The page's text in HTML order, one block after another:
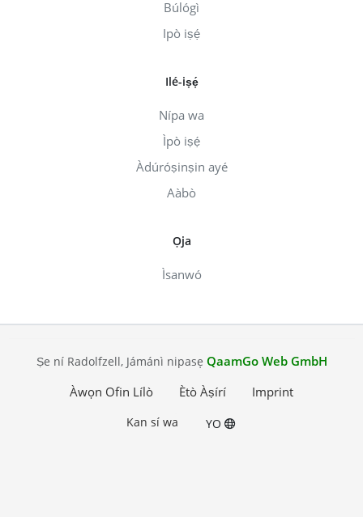
Búlógì
Ipò iṣẹ́
Ilé-iṣẹ́
Nípa wa
Ìpò iṣẹ́
Àdúróṣinṣin ayé
Aàbò
Ọja
Ìsanwó
Ṣe ní Radolfzell, Jámánì nipasẹ QaamGo Web GmbH
Àwọn Ofin Lílò
Ètò Àṣírí Imprint
Kan sí wa YO